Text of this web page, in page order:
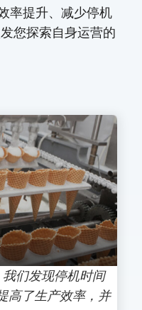
率提升、减少停机
您探索自身运营的
们发现停机时间
高了生产效率，并